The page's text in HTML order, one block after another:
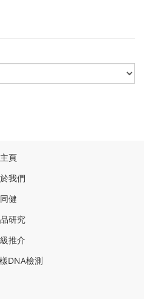
主頁
我們
同健
研究
推介
DNA檢測